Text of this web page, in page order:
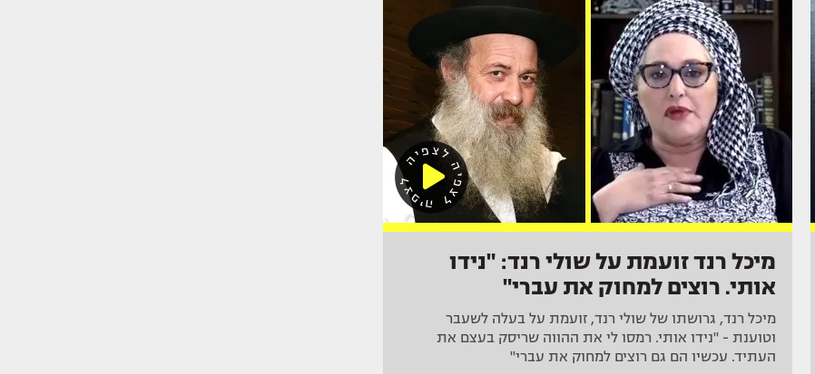
מיכל רנד זועמת על שולי רנד: "נידו
אותי. רוצים למחוק את עברי"
מיכל רנד, גרושתו של שולי רנד, זועמת על בעלה לשעבר
וטוענת - "נידו אותי. רמסו לי את ההווה שריסק בעצם את
העתיד. עכשיו הם גם רוצים למחוק את עברי"